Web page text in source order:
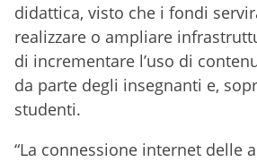
didattica, visto che i fondi
realizzare o ampliare
di incrementare l’uso di
da parte degli insegnanti e,
studenti.
“La connessione internet delle